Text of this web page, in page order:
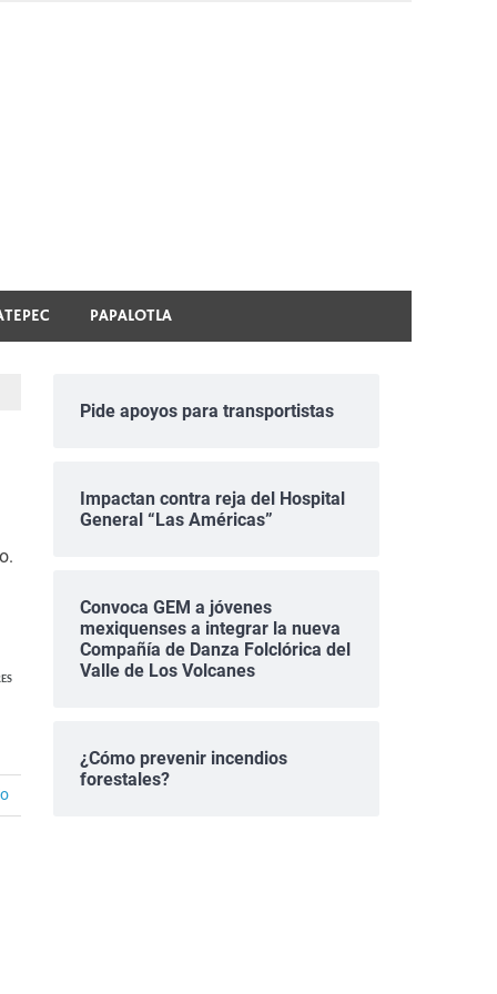
PAPALOTLA
Pide apoyos para transportistas
Impactan contra reja del Hospital
General “Las Américas”
Convoca GEM a jóvenes
mexiquenses a integrar la nueva
Compañía de Danza Folclórica del
Valle de Los Volcanes
¿Cómo prevenir incendios
forestales?